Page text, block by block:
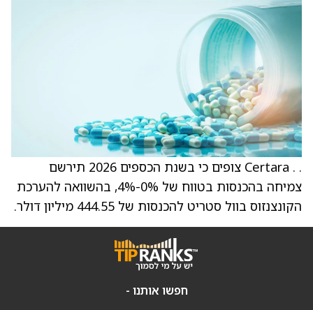
. . Certara צופים כי בשנת הכספים 2026 תירשם
צמיחה בהכנסות בטווח של 0%-4%, בהשוואה להערכת
הקונצנזוס בוול סטריט להכנסות של 444.55 מיליון דולר.
חפשו אותנו -